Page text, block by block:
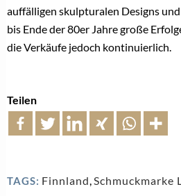
auffälligen skulpturalen Designs
bis Ende der 80er Jahre große
die Verkäufe jedoch kontinuierlich.
Teilen
TAGS: Finnland,Schmuckmarke